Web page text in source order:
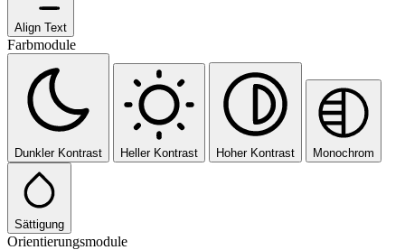
Align Text
Farbmodule
Dunkler Kontrast Heller Kontrast Hoher Kontrast Monochrom
Sättigung
Orientierungsmodule